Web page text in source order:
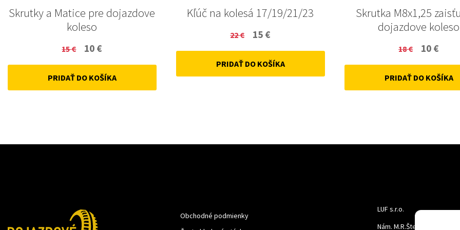
Skrutky a Matice pre dojazdove
koleso
15€
Original
price
was:
10 €
price
is:
PRIDAŤ DO KOŠÍKA
Kľúč na kolesá 17/19/21/23
22€
Original
price
was:
15 €
price
is:
PRIDAŤ DO KOŠÍKA
Skrutka M8x1,25
dojazdove koleso
18€
Original
price
was:
10 €
price
is:
PRIDAŤ DO KOŠÍKA
Obchodné podmienky
LUF s.r.o.
Nám. M.R.Štefanika 518,